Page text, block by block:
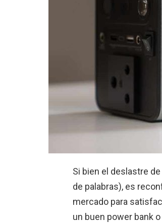
Si bien el deslastre
de palabras), es
mercado para
un buen power bank